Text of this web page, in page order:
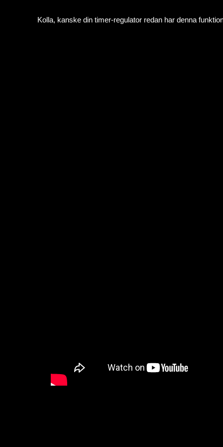
Kolla, kanske din timer-regulator redan har denna